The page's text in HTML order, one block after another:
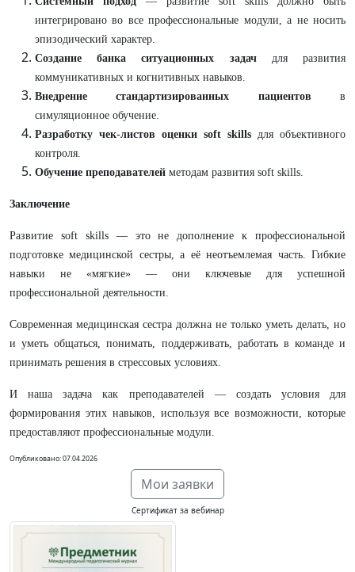
интегрировано во все профессиональные модули, а не носить
эпизодический характер.
Создание банка ситуационных задачдля развития
коммуникативных и когнитивных навыков.
Внедрение стандартизированных пациентов в
симуляционное обучение.
Разработку чек-листов оценки soft skills для объективного
контроля.
Обучение преподавателей методам развития soft skills.
Заключение
Развитие soft skills — это не дополнение к профессиональной
подготовке медицинской сестры, а её неотъемлемая часть. Гибкие
навыки не «мягкие» — они ключевые для успешной
профессиональной деятельности.
Современная медицинская сестра должна не только уметь делать, но
и уметь общаться, понимать, поддерживать, работать в команде и
принимать решения в стрессовых условиях.
И наша задача как преподавателей — создать условия для
формирования этих навыков, используя все возможности, которые
предоставляют профессиональные модули.
Опубликовано: 07.04.2026
Мои заявки
Сертификат за вебинар